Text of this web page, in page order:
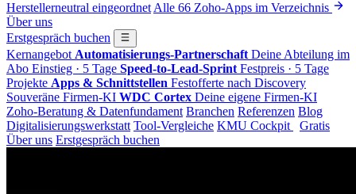
Herstellerneutral eingeordnet Alle 66 Zoho-Apps im Verzeichnis
Über uns
Erstgespräch buchen
Kernangebot Automatisierungs-Partnerschaft Deine Abteilung im
Abo Einstieg · 5 Tage Speed-to-Lead-Sprint Festpreis · 5 Tage
Projekte Apps & Schnittstellen Festofferte nach Discovery
Souveräne Firmen-KI WDC Cortex Deine eigene Firmen-KI
Zoho-Beratung & Datenfundament Branchen Referenzen Blog
Digitalisierungswerkstatt Tool-Vergleiche KMU Cockpit
Gratis
Über uns Erstgespräch buchen